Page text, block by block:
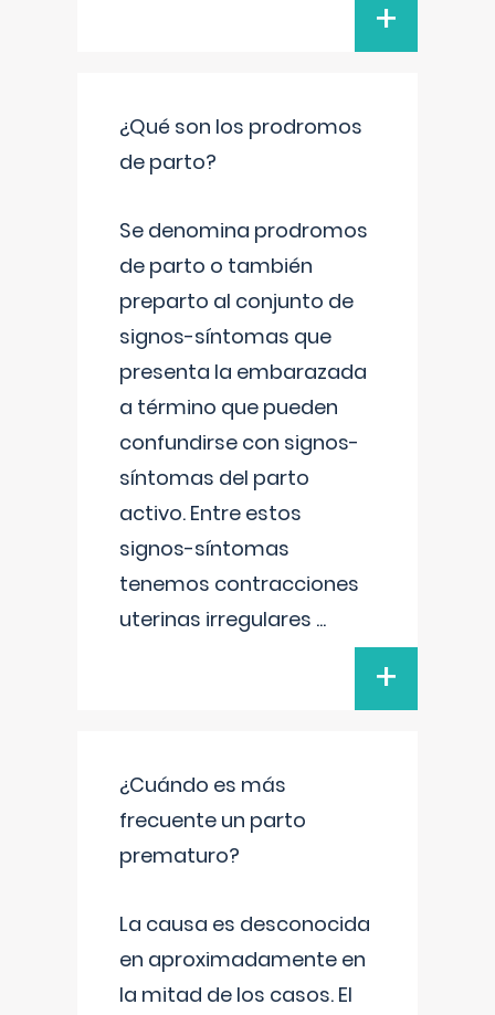
+
¿Qué son los prodromos
de parto?
Se denomina prodromos
de parto o también
preparto al conjunto de
signos-síntomas que
presenta la embarazada
a término que pueden
confundirse con signos-
síntomas del parto
activo. Entre estos
signos-síntomas
tenemos contracciones
uterinas irregulares ...
+
¿Cuándo es más
frecuente un parto
prematuro?
La causa es desconocida
en aproximadamente en
la mitad de los casos. El